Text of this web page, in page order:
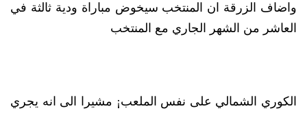
واضاف الزرقة ان المنتخب سيخوض مباراة ودية ثالثة في
العاشر من الشهر الجاري مع المنتخب
الكوري الشمالي على نفس الملعب¡ مشيرا الى انه يجري